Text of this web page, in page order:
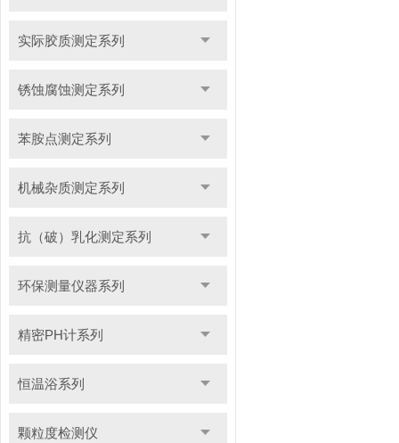
实际胶质测定系列
锈蚀腐蚀测定系列
苯胺点测定系列
机械杂质测定系列
抗（破）乳化测定系列
环保测量仪器系列
精密PH计系列
恒温浴系列
颗粒度检测仪